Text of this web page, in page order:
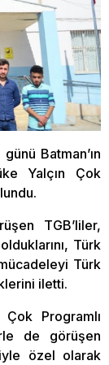
Batman’ın
Yalçın Çok
TGB’liler,
Türk
Türk
iletti.
Programlı
de görüşen
özel olarak